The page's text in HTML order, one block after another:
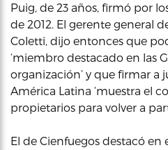
Puig, de 23 años, firmó por
de 2012. El gerente general
Coletti, dijo entonces que
‘miembro destacado en las
organización’ y que firmar a
América Latina ‘muestra el
propietarios para volver a
El de Cienfuegos destacó